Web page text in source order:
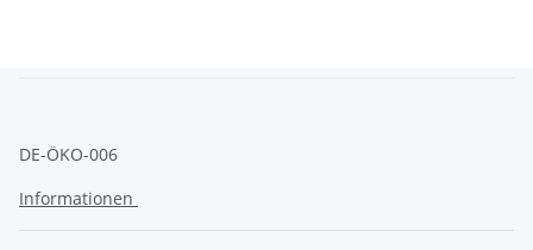
DE-ÖKO-006
Informationen